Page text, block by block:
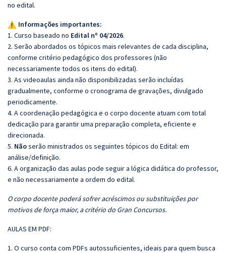
no edital.
Informações importantes:
1. Curso baseado no Edital nº 04/2026.
2. Serão abordados os tópicos mais relevantes de cada disciplina,
conforme critério pedagógico dos professores (não
necessariamente todos os itens do edital).
3. As videoaulas ainda não disponibilizadas serão incluídas
gradualmente, conforme o cronograma de gravações, divulgado
periodicamente.
4. A coordenação pedagógica e o corpo docente atuam com total
dedicação para garantir uma preparação completa, eficiente e
direcionada.
5. Nãoserão ministrados os seguintes tópicos do Edital: em
análise/definição.
6. A organização das aulas pode seguir a lógica didática do professor,
e não necessariamente a ordem do edital.
O corpo docente poderá sofrer acréscimos ou substituições por
motivos de força maior, a critério do Gran Concursos.
AULAS EM PDF:
1. O curso conta com PDFs autossuficientes, ideais para quem busca